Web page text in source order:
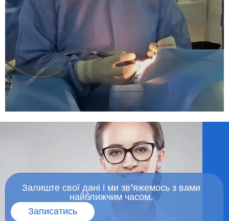
Залиште свої дані і ми зв'яжемось з вами
найближчим часом.
Записатись